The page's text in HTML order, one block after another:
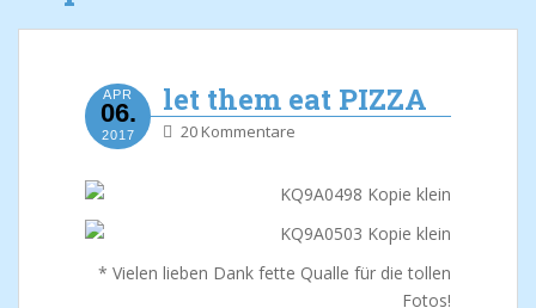
APR
06.
2017
let them eat PIZZA
20 Kommentare
* Vielen lieben Dank fette Qualle für die tollen
Fotos!